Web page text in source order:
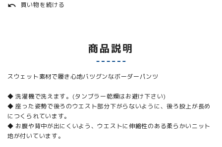
undo 買い物を続ける
商品説明
スウェット素材で履き心地バツグンなボーダーパンツ
◆ 洗濯機で洗えます。(タンブラー乾燥はお避け下さい)
◆ 座った姿勢で後ろのウエスト部分下がらないように、後ろ股上が長め
につくられています。
◆ お腹や背中が出にくいよう、ウエストに伸縮性のある柔らかいニット
地が付いています。